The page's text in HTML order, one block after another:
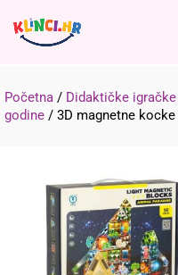
Početna / Didaktičke igračke
godine / 3D magnetne